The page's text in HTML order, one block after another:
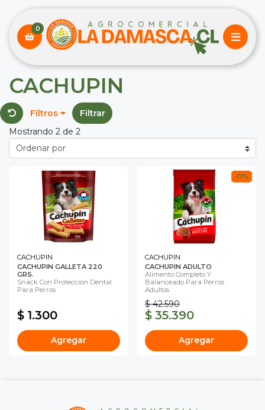
0
CACHUPIN
Filtros
Filtrar
Mostrando 2 de 2
CACHUPIN
CACHUPIN GALLETA 220
GRS.
Snack Con Protección Dental
Para Perros
$ 1.300
Agregar
-17%
CACHUPIN
CACHUPIN ADULTO
Alimento Completo Y
Balanceado Para Perros
Adultos.
$ 42.590
$ 35.390
Agregar